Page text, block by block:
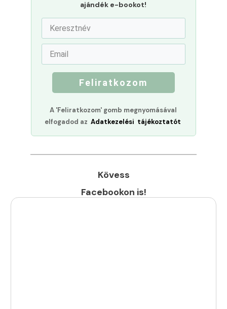
ajándék e-bookot!
Feliratkozom
A 'Feliratkozom' gomb megnyomásával
elfogadod az Adatkezelési tájékoztatót
Kövess
Facebookon is!